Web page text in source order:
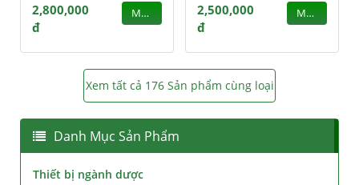
2,800,000
đ
MUA
2,500,000
đ
MUA
Xem tất cả 176 Sản phẩm cùng loại
Danh Mục Sản Phẩm
Thiết bị ngành dược